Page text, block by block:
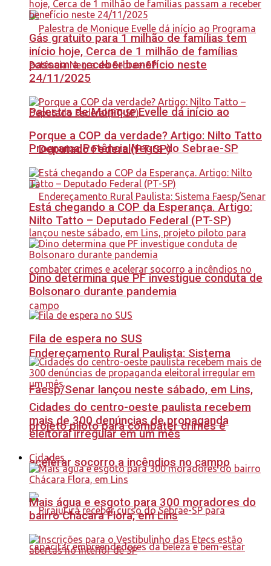
Palestra de Monique Evelle dá início ao
Programa Potência Negra do Sebrae-SP
Endereçamento Rural Paulista: Sistema
Faesp/Senar lançou neste sábado, em Lins,
projeto piloto para combater crimes e
acelerar socorro a incêndios no campo
Gás gratuito para 1 milhão de famílias tem
início hoje, Cerca de 1 milhão de famílias
passam a receber benefício neste
24/11/2025
Porque a COP da verdade? Artigo: Nilto Tatto
– Deputado Federal(PT-SP)
Está chegando a COP da Esperança. Artigo:
Nilto Tatto – Deputado Federal (PT-SP)
Dino determina que PF investigue conduta de
Bolsonaro durante pandemia
Fila de espera no SUS
Cidades do centro-oeste paulista recebem
mais de 300 denúncias de propaganda
eleitoral irregular em um mês
Cidades
Mais água e esgoto para 300 moradores do
bairro Chácara Flora, em Lins